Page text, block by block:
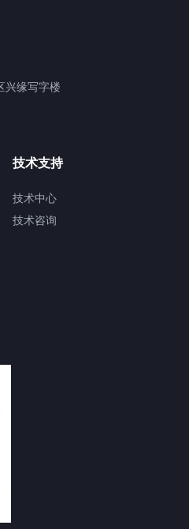
兴缘写字楼
技术支持
技术中心
技术咨询